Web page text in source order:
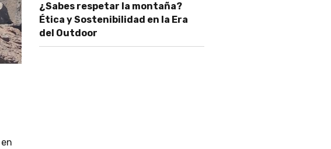
¿Sabes respetar la montaña?
Ética y Sostenibilidad en la Era
del Outdoor